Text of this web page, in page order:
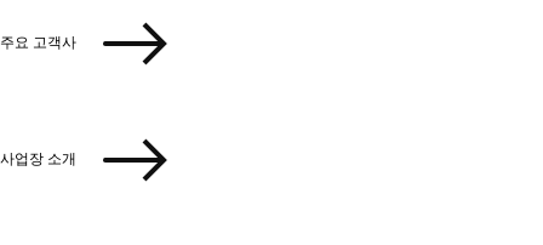
주요 고객사
사업장 소개